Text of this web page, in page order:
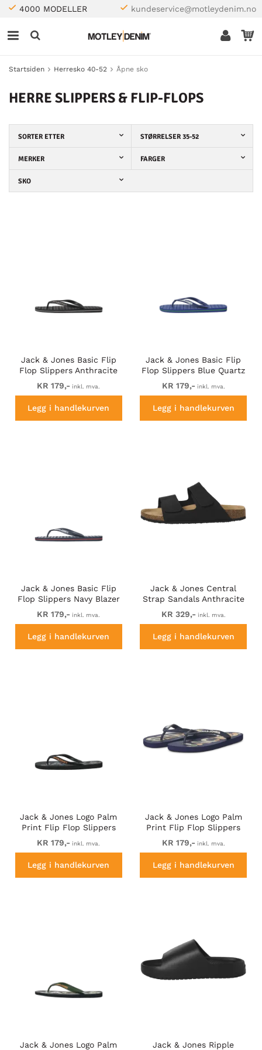
4000 MODELLER kundeservice@motleydenim.no
Startsiden Herresko 40-52 Åpne sko
HERRE SLIPPERS & FLIP-FLOPS
SORTER ETTER STØRRELSER 35-52
MERKER FARGER
SKO
Jack & Jones Basic Flip
Flop Slippers Anthracite
KR 179,- inkl. mva.
Legg i handlekurven
Jack & Jones Basic Flip
Flop Slippers Blue Quartz
KR 179,- inkl. mva.
Legg i handlekurven
Jack & Jones Basic Flip
Flop Slippers Navy Blazer
KR 179,- inkl. mva.
Legg i handlekurven
Jack & Jones Central
Strap Sandals Anthracite
KR 329,- inkl. mva.
Legg i handlekurven
Jack & Jones Logo Palm
Print Flip Flop Slippers
Anthracite
KR 179,- inkl. mva.
Legg i handlekurven
Jack & Jones Logo Palm
Print Flip Flop Slippers
Medieval Blue
KR 179,- inkl. mva.
Legg i handlekurven
Jack & Jones Logo Palm Jack & Jones Ripple